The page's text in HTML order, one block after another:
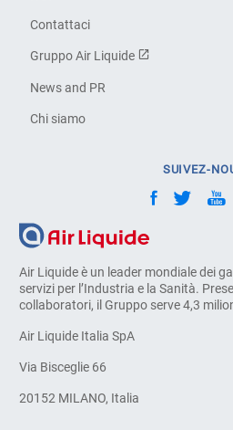
Air Liquide è un leader mondiale dei
servizi per l’Industria e la Sanità.
collaboratori, il Gruppo serve 4,3
Air Liquide Italia SpA
Via Bisceglie 66
20152 MILANO, Italia
Contattaci
Gruppo Air Liquide
News and PR
Chi siamo
SUIVEZ-